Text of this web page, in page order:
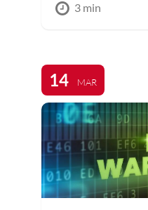
3 min
14 MAR